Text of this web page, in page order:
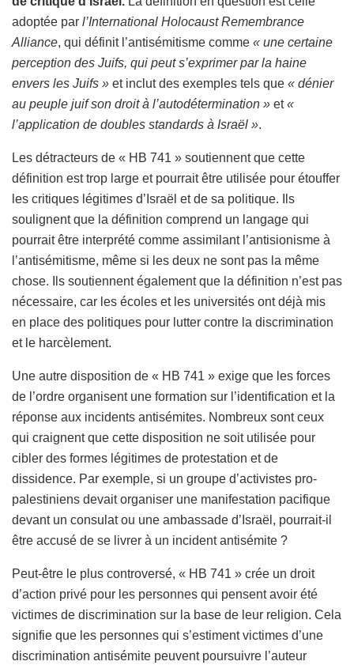
adoptée par l’International Holocaust Remembrance
Alliance, qui définit l’antisémitisme comme « une certaine
perception des Juifs, qui peut s’exprimer par la haine
envers les Juifs » et inclut des exemples tels que « dénier
au peuple juif son droit à l’autodétermination » et«
l’application de doubles standards à Israël ».
Les détracteurs de « HB 741 » soutiennent que cette
définition est trop large et pourrait être utilisée pour étouffer
les critiques légitimes d’Israël et de sa politique. Ils
soulignent que la définition comprend un langage qui
pourrait être interprété comme assimilant l’antisionisme à
l’antisémitisme, même si les deux ne sont pas la même
chose. Ils soutiennent également que la définition n’est pas
nécessaire, car les écoles et les universités ont déjà mis
en place des politiques pour lutter contre la discrimination
et le harcèlement.
Une autre disposition de « HB 741 » exige que les forces
de l’ordre organisent une formation sur l’identification et la
réponse aux incidents antisémites. Nombreux sont ceux
qui craignent que cette disposition ne soit utilisée pour
cibler des formes légitimes de protestation et de
dissidence. Par exemple, si un groupe d’activistes pro-
palestiniens devait organiser une manifestation pacifique
devant un consulat ou une ambassade d’Israël, pourrait-il
être accusé de se livrer à un incident antisémite ?
Peut-être le plus controversé, « HB 741 » crée un droit
d’action privé pour les personnes qui pensent avoir été
victimes de discrimination sur la base de leur religion. Cela
signifie que les personnes qui s’estiment victimes d’une
discrimination antisémite peuvent poursuivre l’auteur